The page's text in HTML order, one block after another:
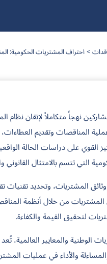
احتراف المشتريات الحكومية:
نهجاً متكاملاً لإتقان نظام
المناقصات وتقديم
القوي على دراسات الحالة
التي تتسم بالامتثال القانوني
المشتريات، وتحديد تقنيات
من خلال أنظمة
لتحقيق القيمة والكفاءة.
الوطنية والمعايير العالمية،
والأداء في عمليات